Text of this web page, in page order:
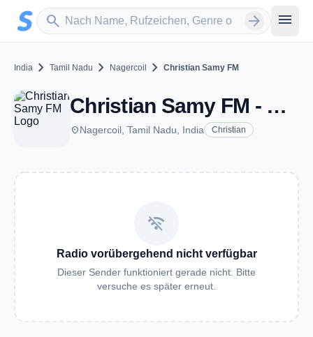
Zum Hauptinhalt springen
search
Sender suchen arrow_forward menu
India chevron_right Tamil Nadu chevron_right Nagercoil chevron_right Christian Samy FM
Christian Samy FM - Nagercoil, TN
placeNagercoil, Tamil Nadu, India Christian
wifi_off
Radio vorübergehend nicht verfügbar
Dieser Sender funktioniert gerade nicht. Bitte
versuche es später erneut.